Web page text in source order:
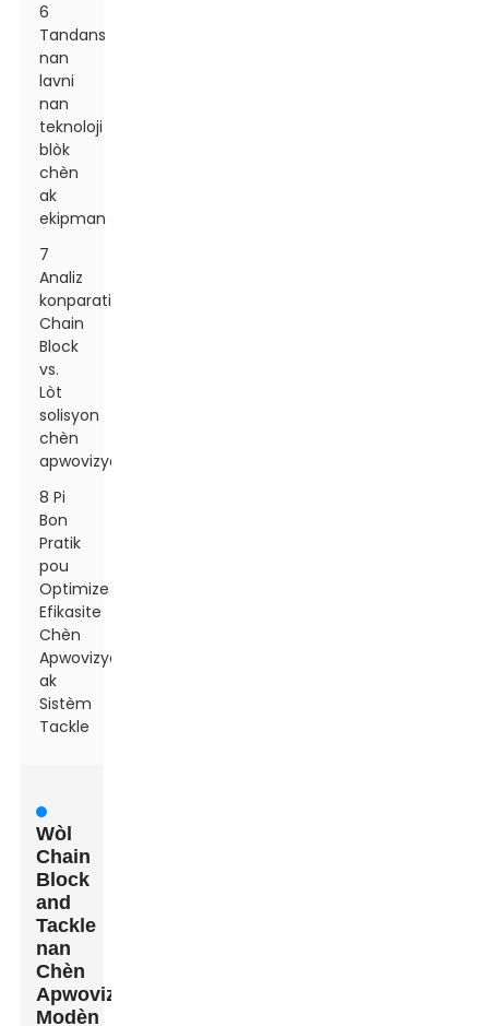
6
Tandans
nan
lavni
nan
teknoloji
blòk
chèn
ak
ekipman
7
Analiz
konparatif:
Chain
Block
vs.
Lòt
solisyon
chèn
apwovizyonman
8 Pi
Bon
Pratik
pou
Optimize
Efikasite
Chèn
Apwovizyonman
ak
Sistèm
Tackle
Wòl
Chain
Block
and
Tackle
nan
Chèn
Apwovizyonman
Modèn